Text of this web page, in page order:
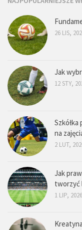
26 LIS,
Jak
12 STY,
Szkółka
na
2 LUT,
Jak
tworzyć
1 LIP, 2026